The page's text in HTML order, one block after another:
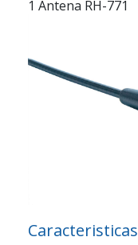
1 Antena RH-771
Caracteristicas